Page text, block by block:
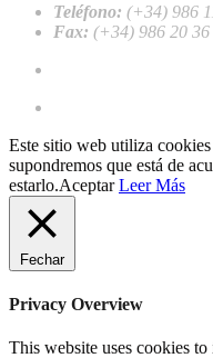
Teléfono: (+34) 986
Fax: (+34) 986 20 36
Este sitio web utiliza
supondremos que está de
estarlo.Aceptar Leer Más
Fechar
Privacy Overview
This website uses cookies